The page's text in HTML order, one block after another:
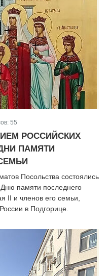
55
РОССИЙСКИХ
ПАМЯТИ
Посольства состоялись
памяти последнего
II и членов его семьи,
в Подгорице.